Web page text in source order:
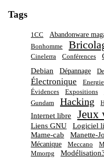
Tags
1CC Abandonware
Bonhomme
Cinelerra
Conférences
Debian Dépannage
Électronique
Évidences
Expositions
Gundam
Hacking
Internet libre Jeux
Liens GNU Logiciel
Mame-cab Manette-
Mécanique Meccano
Mmorpg